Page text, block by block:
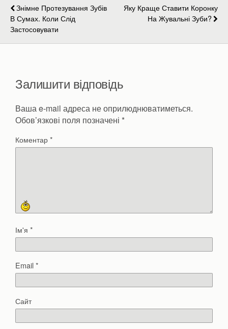
Знімне Протезування Зубів
В Сумах. Коли Слід
Застосовувати
Яку Краще Ставити Коронку
На Жувальні Зуби?
Залишити відповідь
Ваша e-mail адреса не оприлюднюватиметься.
Обов’язкові поля позначені *
Коментар*
Ім'я *
Email*
Сайт